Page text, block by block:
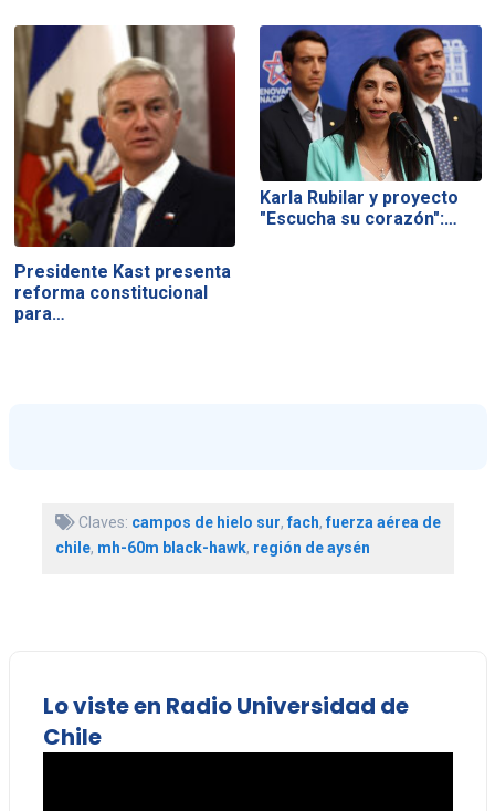
Presidente Kast presenta
reforma constitucional
para…
Karla Rubilar y proyecto
"Escucha su corazón":…
Claves: campos de hielo sur,fach,fuerza aérea de
chile, mh-60m black-hawk, región de aysén
Lo viste en Radio Universidad de
Chile